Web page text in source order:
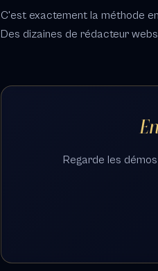
C'est exactement la méthode
Des dizaines de rédacteur
Regarde les